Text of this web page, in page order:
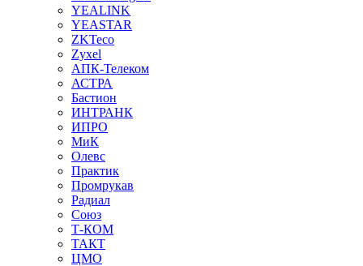
YEALINK
YEASTAR
ZKTeco
Zyxel
АПК-Телеком
АСТРА
Бастион
ИНТРАНК
ИПРО
МиК
Олевс
Практик
Промрукав
Радиал
Союз
Т-КОМ
ТАКТ
ЦМО